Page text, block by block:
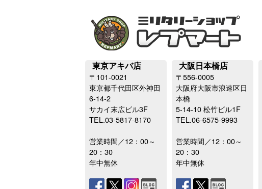
東京アキバ店
〒101-0021
東京都千代田区外神田
6-14-2
サカイ末広ビル3F
TEL.03-5817-8170
営業時間／12：00～
20：30
年中無休
大阪日本橋店
〒556-0005
大阪府大阪市浪速区日
本橋
5-14-10 松竹ビル1F
TEL.06-6575-9993
営業時間／12：00～
20：30
年中無休